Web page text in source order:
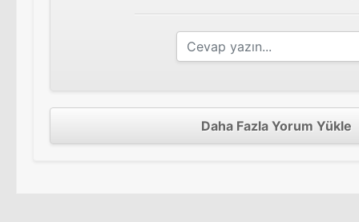
Daha Fazla Yorum Yükle